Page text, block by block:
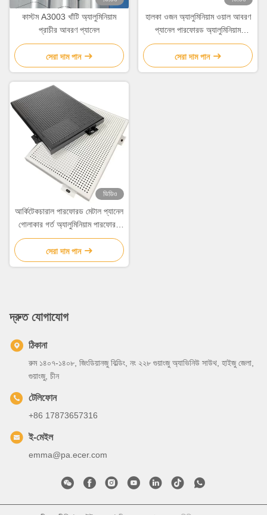
কাস্টম A3003 খাঁটি অ্যালুমিনিয়াম
প্রাচীর আবরণ প্যানেল
সেরা দাম পান
হালকা ওজন অ্যালুমিনিয়াম ওয়াল আবরণ
প্যানেল পারফোরড অ্যালুমিনিয়াম
কম্পোজিট প্যানেল
সেরা দাম পান
ভিডিও
আর্কিটেকচারাল পারফোরড মেটাল প্যানেল
গোলাকার গর্ত অ্যালুমিনিয়াম পারফোরড
শীট
সেরা দাম পান
দ্রুত যোগাযোগ
ঠিকানা
রুম ১৪০৭-১৪০৮, জিংডিয়ানজু বিল্ডিং, নং ২২৮ গুয়াংজু অ্যাভিনিউ সাউথ, হাইজু জেলা,
গুয়াংজু, চীন
টেলিফোন
+86 17873657316
ই-মেইল
emma@pa.ecer.com